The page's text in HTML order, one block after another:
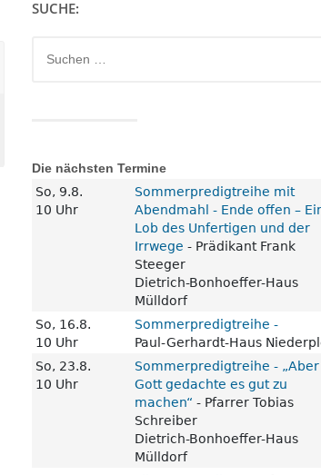
SUCHE:
nach:
Die nächsten Termine